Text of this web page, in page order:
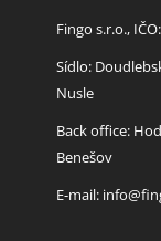
Fingo s.r.o.,
Sídlo:
Nusle
Back office:
Benešov
E-mail: